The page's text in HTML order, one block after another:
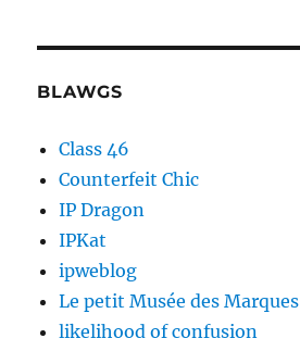
BLAWGS
Class 46
Counterfeit Chic
IP Dragon
IPKat
ipweblog
Le petit Musée des Marques
likelihood of confusion